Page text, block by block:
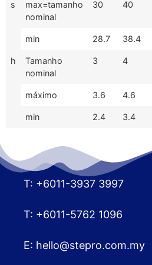
s
max=tamanho
nominal
30 40
min 28.7 38.4
h
Tamanho
nominal
3 4
máximo 3.6 4.6
min 2.4 3.4
T: +6011-3937 3997
T: +6011-5762 1096
E: hello@stepro.com.my